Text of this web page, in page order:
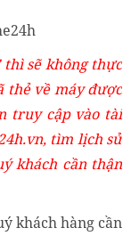
thì sẽ không thực
thẻ về máy được
truy cập vào tài
tìm lịch sử
khách cần thận
khách hàng cần